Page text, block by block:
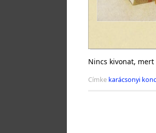
Nincs kivonat,
Címke karácsonyi